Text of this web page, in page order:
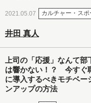
2021.05.07 カルチャー・スポ
井田 真人
上司の「応援」なんて部
は響かない！？ 今すぐ
に導入するべきモチベー
ンアップの方法